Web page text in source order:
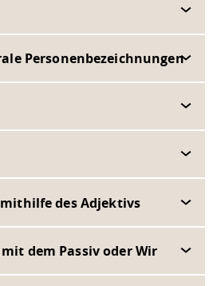
Personenbezeichnungen
des Adjektivs
dem Passiv oder Wir